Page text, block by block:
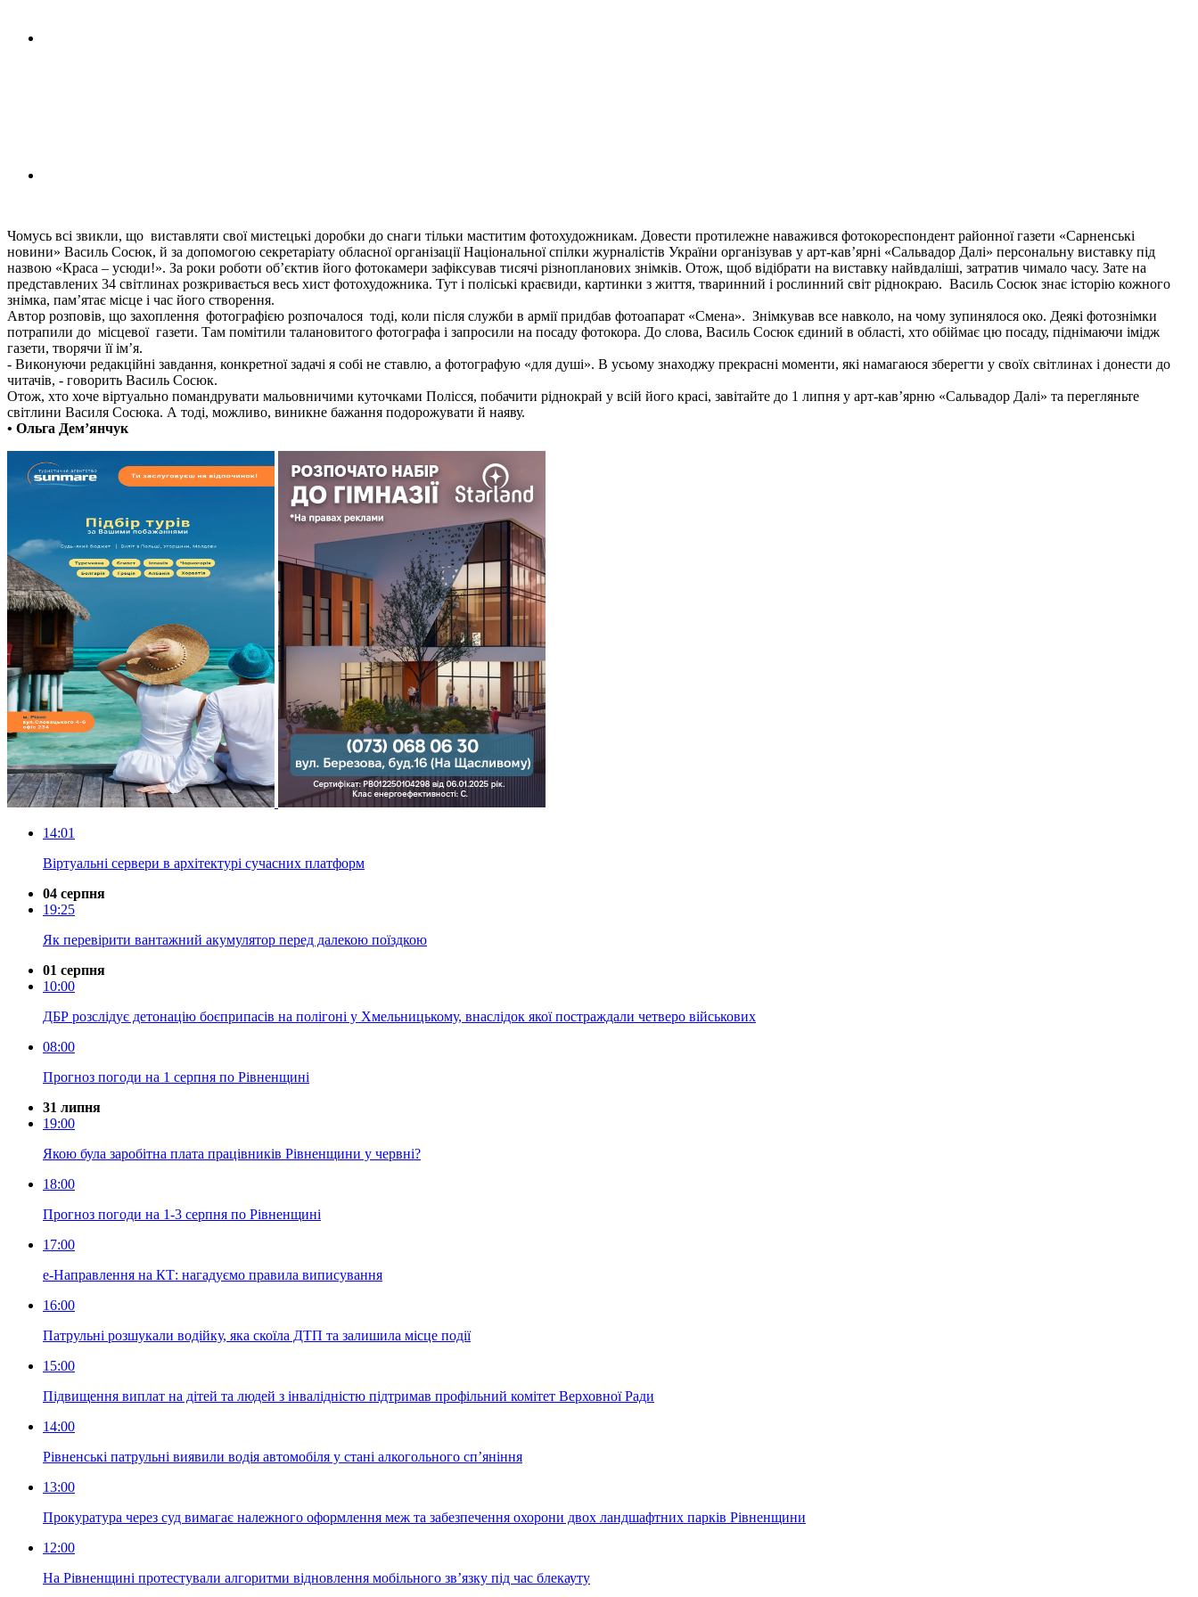
Чомусь всі звикли, що виставляти свої мистецькі доробки до снаги тільки маститим фотохудожникам. Довести протилежне наважився фотокореспондент районної газети «Сарненські
новини» Василь Сосюк, й за допомогою секретаріату обласної організації Національної спілки журналістів України організував у арт-кав’ярні «Сальвадор Далі» персональну виставку під
назвою «Краса – усюди!». За роки роботи об’єктив його фотокамери зафіксував тисячі різнопланових знімків. Отож, щоб відібрати на виставку найвдаліші, затратив чимало часу. Зате на
представлених 34 світлинах розкривається весь хист фотохудожника. Тут і поліські краєвиди, картинки з життя, тваринний і рослинний світ ріднокраю. Василь Сосюк знає історію кожного
знімка, пам’ятає місце і час його створення.
Автор розповів, що захоплення фотографією розпочалося тоді, коли після служби в армії придбав фотоапарат «Смена». Знімкував все навколо, на чому зупинялося око. Деякі фотознімки
потрапили до місцевої газети. Там помітили талановитого фотографа і запросили на посаду фотокора. До слова, Василь Сосюк єдиний в області, хто обіймає цю посаду, піднімаючи імідж
газети, творячи її ім’я.
- Виконуючи редакційні завдання, конкретної задачі я собі не ставлю, а фотографую «для душі». В усьому знаходжу прекрасні моменти, які намагаюся зберегти у своїх світлинах і донести до
читачів, - говорить Василь Сосюк.
Отож, хто хоче віртуально помандрувати мальовничими куточками Полісся, побачити ріднокрай у всій його красі, завітайте до 1 липня у арт-кав’ярню «Сальвадор Далі» та перегляньте
світлини Василя Сосюка. А тоді, можливо, виникне бажання подорожувати й наяву.
• Ольга Дем’янчук
14:01
Віртуальні сервери в архітектурі сучасних платформ
04 серпня
19:25
Як перевірити вантажний акумулятор перед далекою поїздкою
01 серпня
10:00
ДБР розслідує детонацію боєприпасів на полігоні у Хмельницькому, внаслідок якої постраждали четверо військових
08:00
Прогноз погоди на 1 серпня по Рівненщині
31 липня
19:00
Якою була заробітна плата працівників Рівненщини у червні?
18:00
Прогноз погоди на 1-3 серпня по Рівненщині
17:00
е-Направлення на КТ: нагадуємо правила виписування
16:00
Патрульні розшукали водійку, яка скоїла ДТП та залишила місце події
15:00
Підвищення виплат на дітей та людей з інвалідністю підтримав профільний комітет Верховної Ради
14:00
Рівненські патрульні виявили водія автомобіля у стані алкогольного сп’яніння
13:00
Прокуратура через суд вимагає належного оформлення меж та забезпечення охорони двох ландшафтних парків Рівненщини
12:00
На Рівненщині протестували алгоритми відновлення мобільного зв’язку під час блекауту